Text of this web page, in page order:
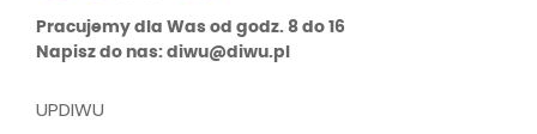
Pracujemy dla Was od godz. 8 do 16
Napisz do nas: diwu@diwu.pl
UPDIWU